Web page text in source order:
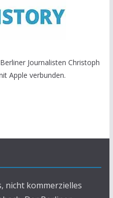
Journalisten Christoph
Apple verbunden.
nicht kommerzielles